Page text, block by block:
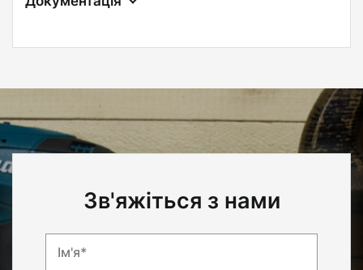
Зв'яжіться з нами
Ім'я*